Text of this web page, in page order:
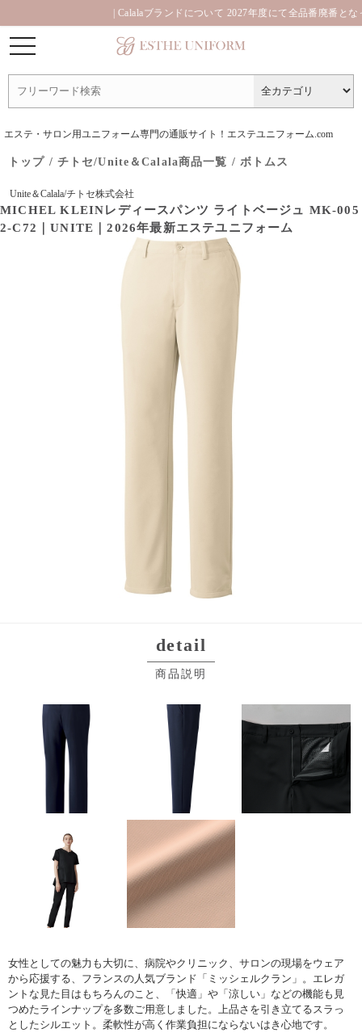
| Calalaブランドについて 2027年度にて全品番廃番となって
エステ・サロン用ユニフォーム専門の通販サイト！エステユニフォーム.com
トップ / チトセ/Unite＆Calala商品一覧 / ボトムス
Unite＆Calala/チトセ株式会社
MICHEL KLEINレディースパンツ ライトベージュ MK-005
2-C72｜UNITE｜2026年最新エステユニフォーム
detail
商品説明
女性としての魅力も大切に、病院やクリニック、サロンの現場をウェア
から応援する、フランスの人気ブランド「ミッシェルクラン」。 エレガ
ントな見た目はもちろんのこと、「快適」や「涼しい」などの機能も見
つめたラインナップを多数ご用意しました。 上品さを引き立てるスラっ
としたシルエット。柔軟性が高く作業負担にならないはき心地です。